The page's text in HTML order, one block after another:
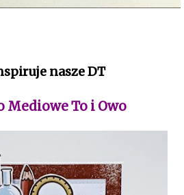
nasze DT
Mediowe To i Owo